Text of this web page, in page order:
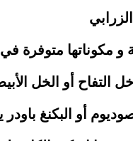
و مكوناتها
أو الخل
أو البكنغ